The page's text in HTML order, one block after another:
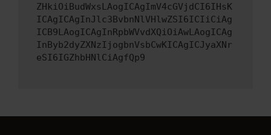
ZHkiOiBudWxsLAogICAgImV4cGVjdCI6IHsK
ICAgICAgInJlc3BvbnNlVHlwZSI6ICIiCiAg
ICB9LAogICAgInRpbWVvdXQiOiAwLAogICAg
InByb2dyZXNzIjogbnVsbCwKICAgICJyaXNr
eSI6IGZhbHNlCiAgfQp9